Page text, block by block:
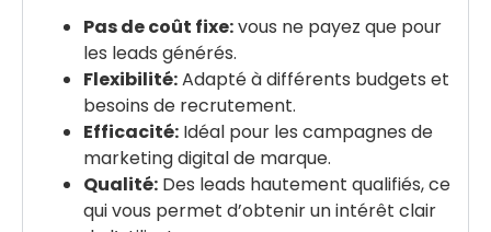
Pas de coût fixe:vous ne payez que pour
les leads générés.
Flexibilité:Adapté à différents budgets et
besoins de recrutement.
Efficacité: Idéal pour les campagnes de
marketing digital de marque.
Qualité: Des leads hautement qualifiés, ce
qui vous permet d’obtenir un intérêt clair